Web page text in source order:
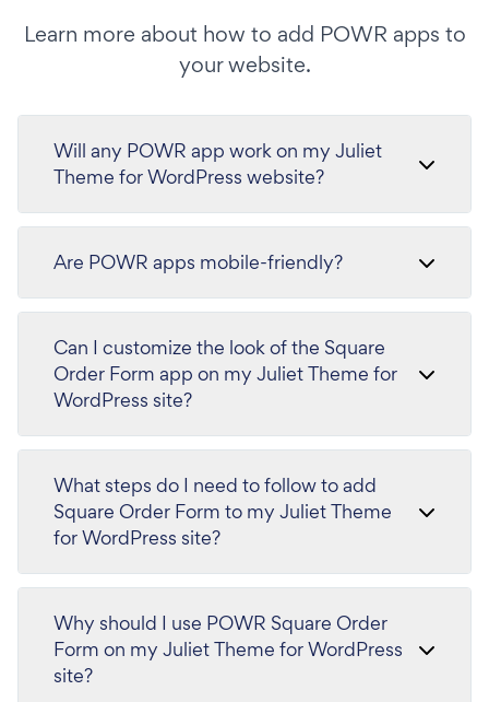
Learn more about how to add POWR apps to
your website.
Will any POWR app work on my Juliet
Theme for WordPress website?
Are POWR apps mobile-friendly?
Can I customize the look of the Square
Order Form app on my Juliet Theme for
WordPress site?
What steps do I need to follow to add
Square Order Form to my Juliet Theme
for WordPress site?
Why should I use POWR Square Order
Form on my Juliet Theme for WordPress
site?